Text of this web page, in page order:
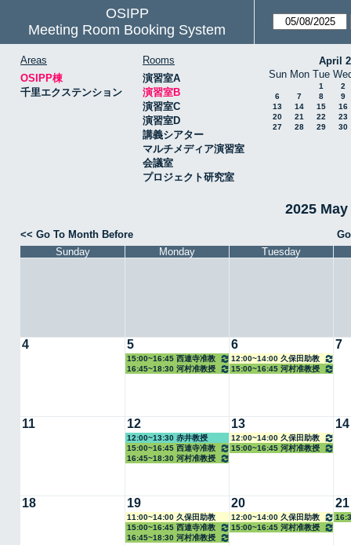
OSIPP
Meeting Room Booking System
Areas
OSIPP棟
千里エクステンション
Rooms
演習室A
演習室B
演習室C
演習室D
講義シアター
マルチメディア演習室
会議室
プロジェクト研究室
April
Sun Mon Tue
1
2
6
7 8
9
13
14 15
16
20
21 22
23
27
28 29 30
2025
<< Go To Month Before
Sunday
Monday Tuesday
4 5
15:00~16:45 西連寺准教
授
16:45~18:30 河村准教授
6
12:00~14:00 久保田助教
15:00~16:45 河村准教授
7
11 12
12:00~13:30 赤井教授
15:00~16:45 西連寺准教
授
16:45~18:30 河村准教授
13
12:00~14:00 久保田助教
15:00~16:45 河村准教授
14
18 19
11:00~14:00 久保田助教
15:00~16:45 西連寺准教
授
16:45~18:30 河村准教授
20
12:00~14:00 久保田助教
15:00~16:45 河村准教授
21